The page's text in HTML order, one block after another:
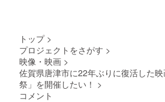
トップ >
プロジェクトをさがす >
映像・映画 >
佐賀県唐津市に22年ぶりに復活した
祭」を開催したい！ >
コメント